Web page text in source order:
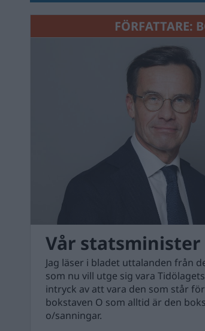
FÖRFATTARE:
Vår statsminister
Jag läser i bladet uttalanden från
som nu vill utge sig vara
intryck av att vara den som står
bokstaven O som alltid är den
o/sanningar.